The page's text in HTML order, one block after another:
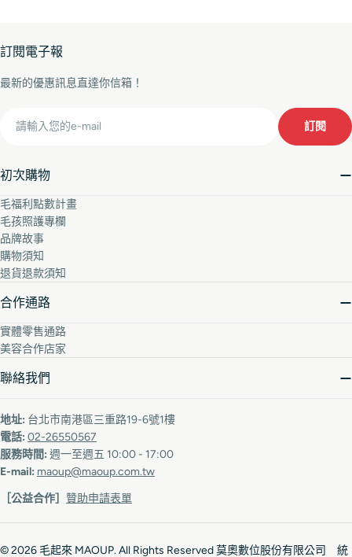
初次購物
毛福利點數計畫
毛孩照護專欄
品牌故事
購物須知
退貨退款須知
合作通路
實體零售通路
美容合作店家
聯絡我們
地址: 台北市南港區三重路19-6號1樓
電話: 02-26550567
服務時間: 週一至週五 10:00 - 17:00
E-mail: maoup@maoup.com.tw
［公益合作］ 贊助申請表單
訂閱電子報
最新的優惠訊息直達你信箱！
訂閱
© 2026 毛起來 MAOUP. All Rights Reserved 莫奧數位股份有限公司 統